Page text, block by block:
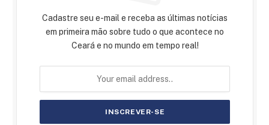
Cadastre seu e-mail e receba as últimas notícias
em primeira mão sobre tudo o que acontece no
Ceará e no mundo em tempo real!